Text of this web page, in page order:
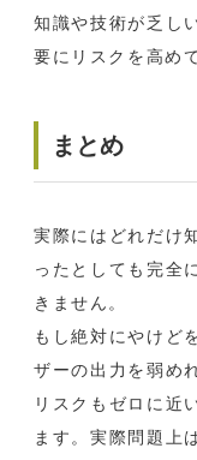
知識や技術が乏し
要にリスクを高め
まとめ
実際にはどれだけ
ったとしても完全
きません。
もし絶対にやけど
ザーの出力を弱め
リスクもゼロに近
ます。実際問題上